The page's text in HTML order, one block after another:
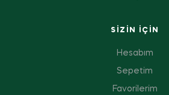
SIZIN IÇIN
Hesabım
Sepetim
Favorilerim